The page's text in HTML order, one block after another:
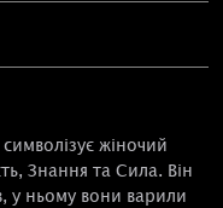
жіночий
Знання та Сила. Він
у ньому вони варили